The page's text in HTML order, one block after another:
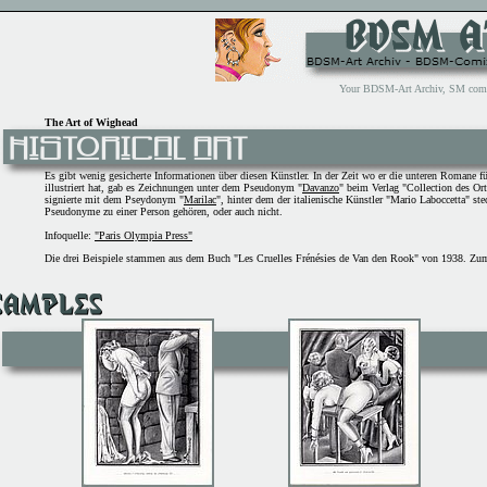
Your BDSM-Art Archiv, SM
The Art of Wighead
Es gibt wenig gesicherte Informationen über diesen Künstler. In der Zeit wo er die unteren Romane
illustriert hat, gab es Zeichnungen unter dem Pseudonym "Davanzo" beim Verlag "Collection des
signierte mit dem Pseydonym "Marilac", hinter dem der italienische Künstler "Mario Laboccetta"
Pseudonyme zu einer Person gehören, oder auch nicht.
Infoquelle: "Paris Olympia Press"
Die drei Beispiele stammen aus dem Buch "Les Cruelles Frénésies de Van den Rook" von 1938.